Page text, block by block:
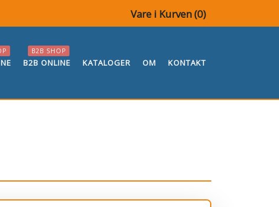
Vare i Kurven (0)
B2B ONLINE
B2B SHOP
KATALOGER OM KONTAKT